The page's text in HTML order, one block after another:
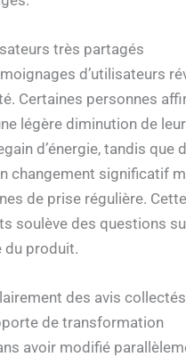
très partagés
d’utilisateurs
Certaines personnes
légère diminution de
d’énergie, tandis que
changement significatif
de prise régulière.
soulève des questions
du produit.
des avis
de transformation
avoir modifié